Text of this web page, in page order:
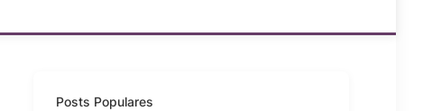
Posts Populares